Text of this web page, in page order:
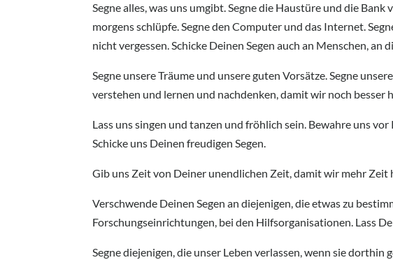
Segne alles, was uns umgibt. Segne die Haustüre und die
morgens schlüpfe. Segne den Computer und das Internet.
nicht vergessen. Schicke Deinen Segen auch an Menschen, an
Segne unsere Träume und unsere guten Vorsätze. Segne
verstehen und lernen und nachdenken, damit wir noch besser
Lass uns singen und tanzen und fröhlich sein. Bewahre uns
Schicke uns Deinen freudigen Segen.
Gib uns Zeit von Deiner unendlichen Zeit, damit wir mehr Zeit
Verschwende Deinen Segen an diejenigen, die etwas zu
Forschungseinrichtungen, bei den Hilfsorganisationen. Lass
Segne diejenigen, die unser Leben verlassen, wenn sie dorthin